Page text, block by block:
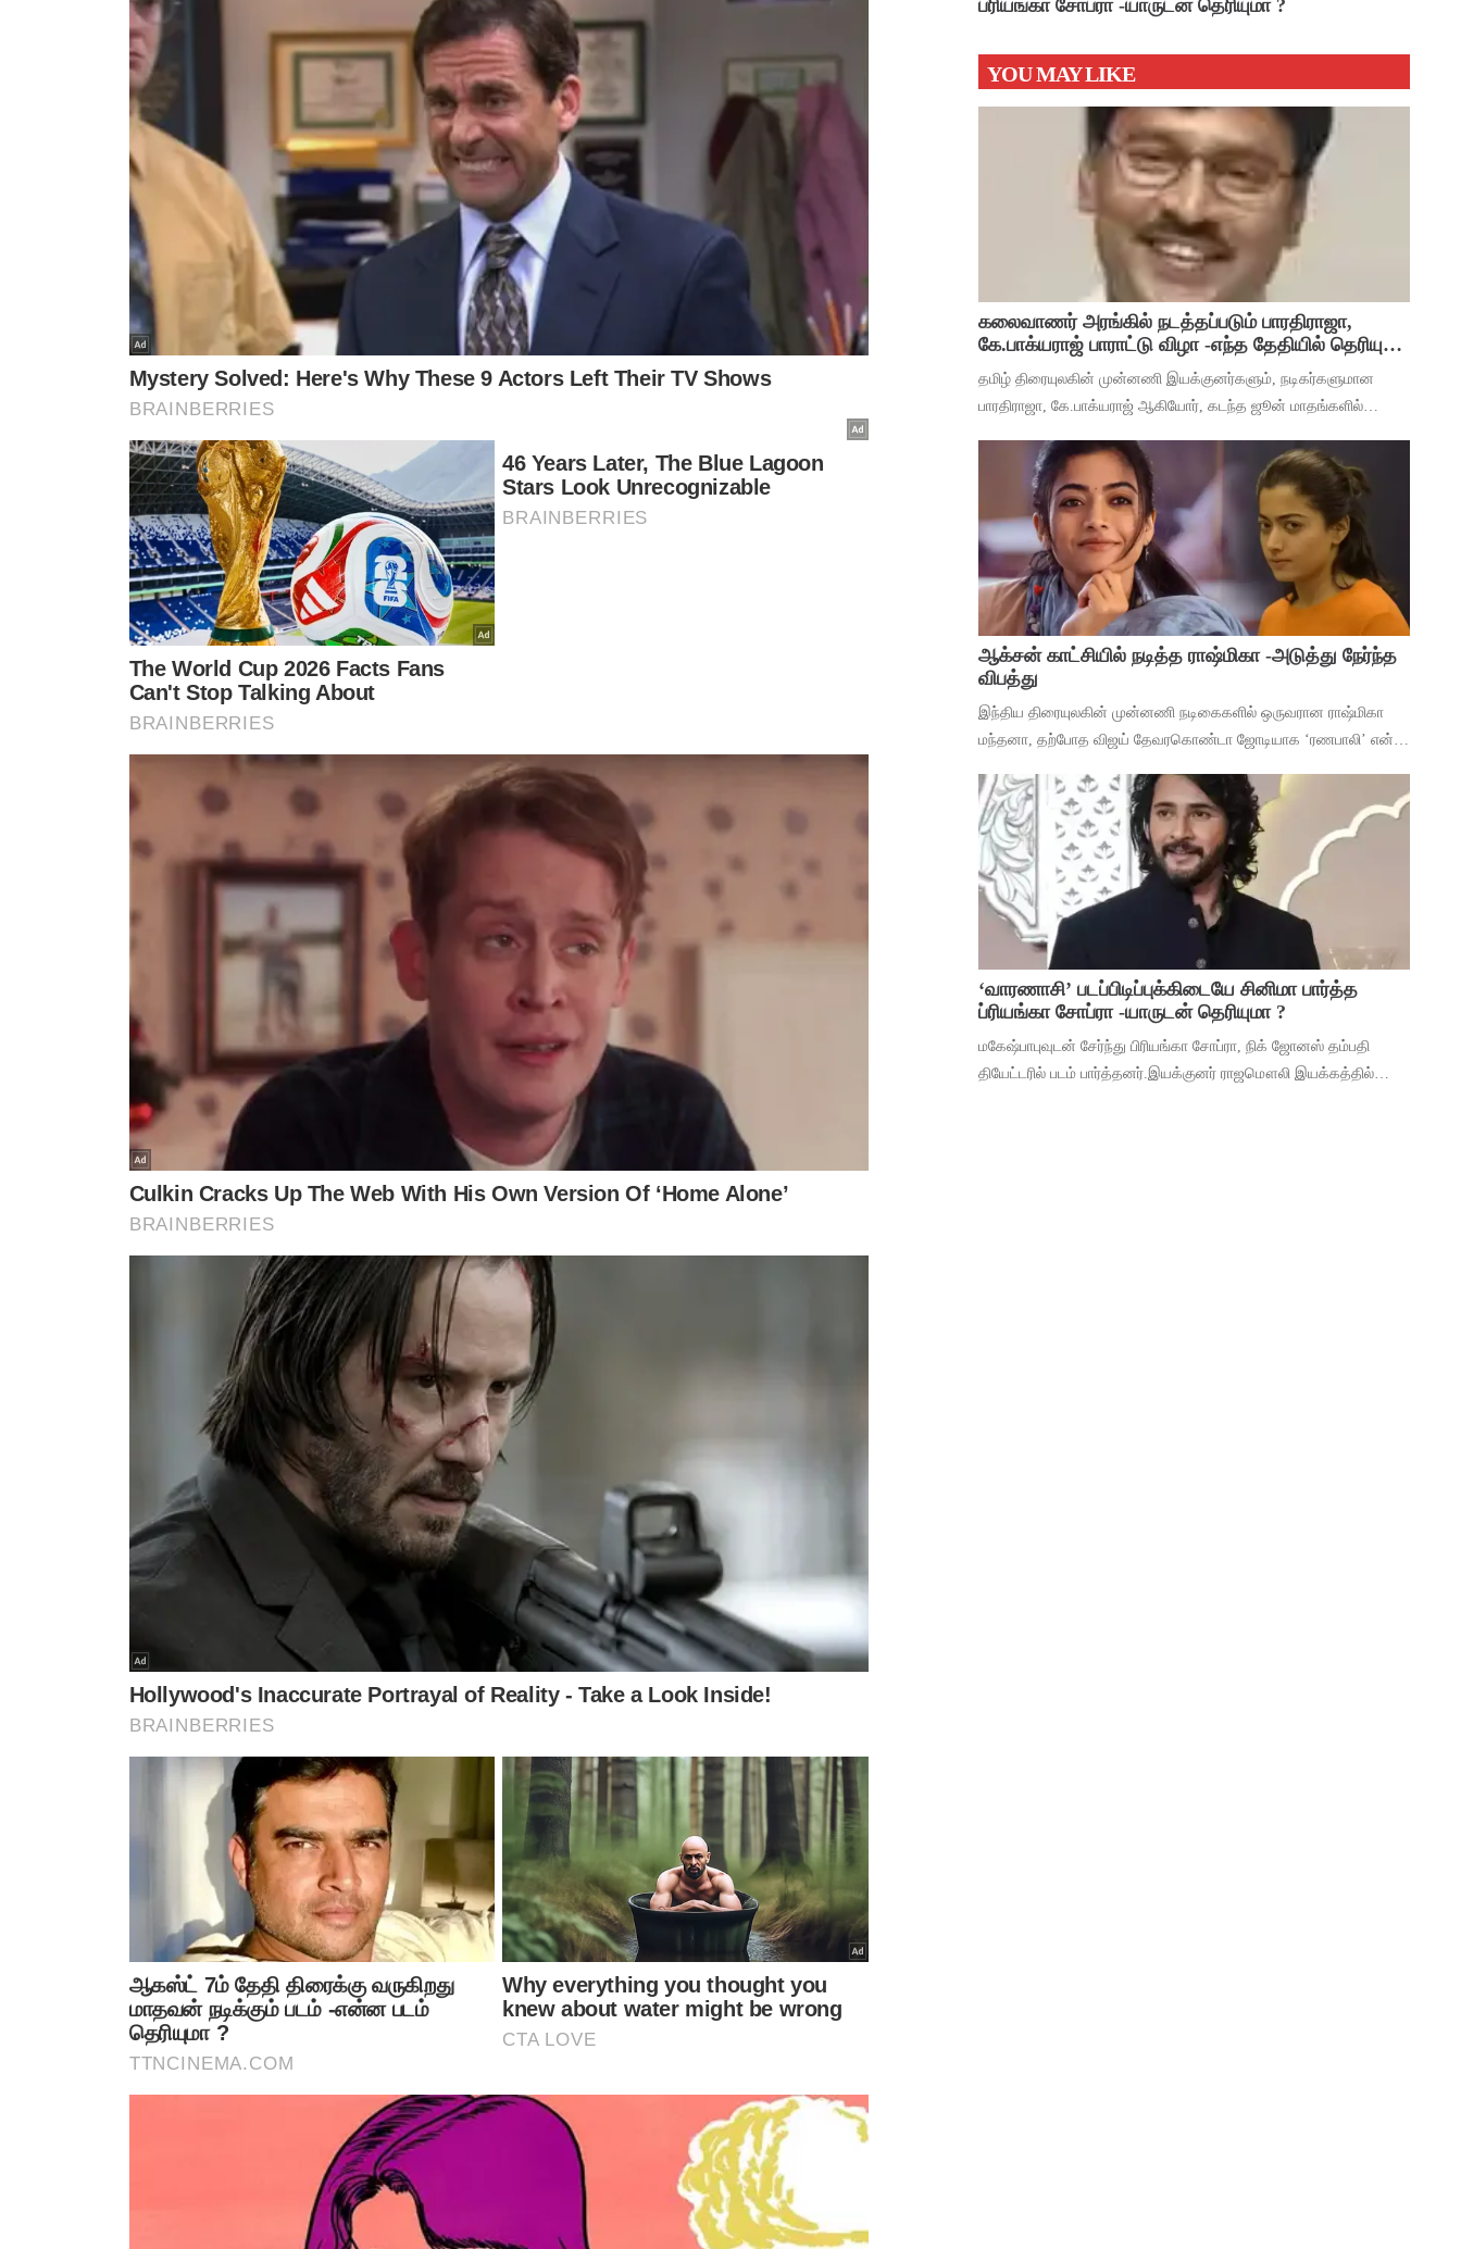
ப்ரியங்கா சோப்ரா -யாருடன் தெரியுமா ?
YOU MAY LIKE
கலைவாணர் அரங்கில் நடத்தப்படும் பாரதிராஜா,
கே.பாக்யராஜ் பாராட்டு விழா -எந்த தேதியில் தெரியுமா
தமிழ் திரையுலகின் முன்னணி இயக்குனர்களும், நடிகர்களுமான
பாரதிராஜா, கே.பாக்யராஜ் ஆகியோர், கடந்த ஜூன் மாதங்களில்
சாதனைகளை பாராட்டி கவுரவிக்கும் வகையில்,
ஆக்சன் காட்சியில் நடித்த ராஷ்மிகா -அடுத்து நேர்ந்த
விபத்து
இந்திய திரையுலகின் முன்னணி நடிகைகளில் ஒருவரான ராஷ்மிகா
மந்தனா, தற்போத விஜய் தேவரகொண்டா ஜோடியாக ‘ரணபாலி’ என்ற
முக்கியத்துவம் கொண்ட ‘மைசா’ என்ற படத
‘வாரணாசி’ படப்பிடிப்புக்கிடையே சினிமா பார்த்த
ப்ரியங்கா சோப்ரா -யாருடன் தெரியுமா ?
மகேஷ்பாபுவுடன் சேர்ந்து பிரியங்கா சோப்ரா, நிக் ஜோனஸ் தம்பதி
தியேட்டரில் படம் பார்த்தனர்.இயக்குனர் ராஜமௌலி இயக்கத்தில்